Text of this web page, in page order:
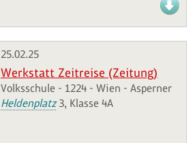
25.02.25
Werkstatt Zeitreise (Zeitung)
Volksschule - 1224 - Wien - Asperner
Heldenplatz3, Klasse 4A